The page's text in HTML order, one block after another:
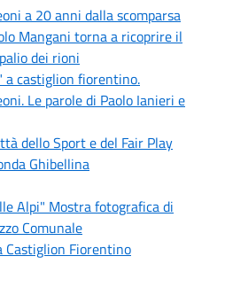
a 20 anni dalla scomparsa
Mangani torna a ricoprire il
dei rioni
a castiglion fiorentino.
Le parole di Paolo Ianieri e
dello Sport e del Fair Play
Ghibellina
Alpi" Mostra fotografica di
Comunale
Castiglion Fiorentino